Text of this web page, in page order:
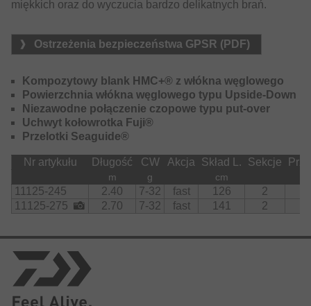
miękkich oraz do wyczucia bardzo delikatnych brań.
Ostrzeżenia bezpieczeństwa GPSR (PDF)
Kompozytowy blank HMC+® z włókna węglowego
Powierzchnia włókna węglowego typu Upside-Down
Niezawodne połączenie czopowe typu put-over
Uchwyt kołowrotka Fuji®
Przelotki Seaguide®
Nr artykułu Długość CW Akcja Skład L. Sekcje
m g cm
11125-245 2.40 7-32 fast 126 2
11125-275
2.70 7-32 fast 141 2